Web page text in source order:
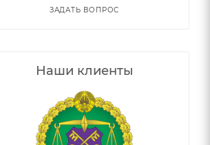
ЗАДАТЬ ВОПРОС
Наши клиенты